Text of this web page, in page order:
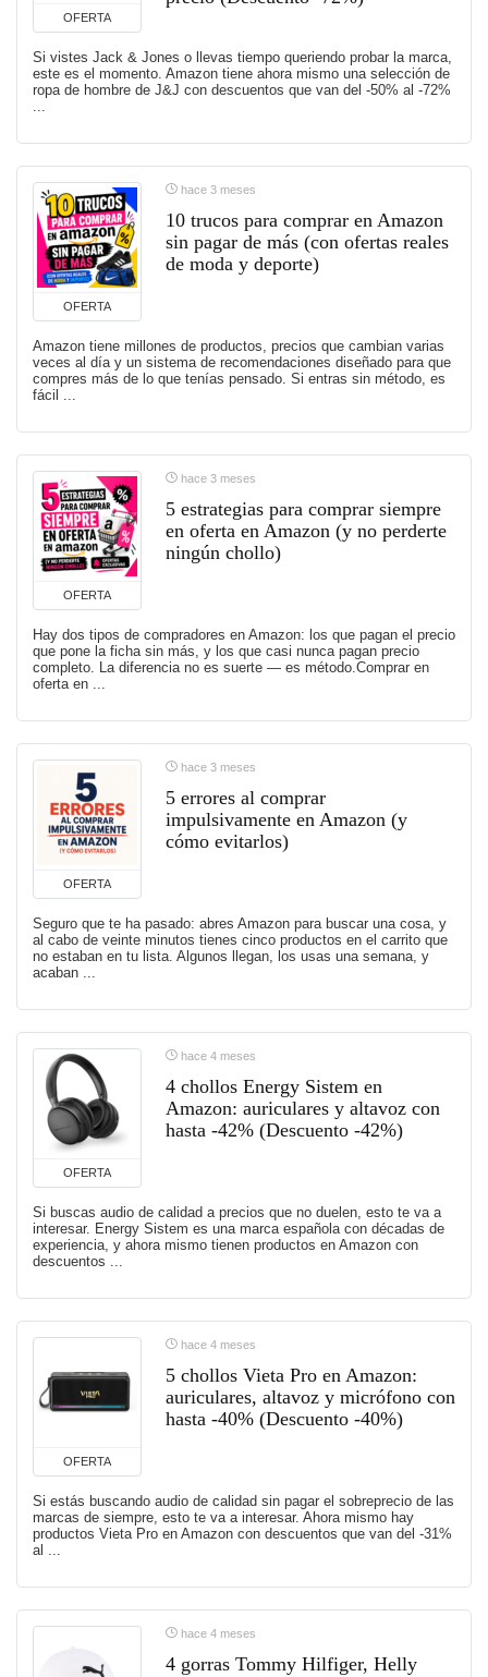
OFERTA
Si vistes Jack & Jones o llevas tiempo queriendo probar la marca,
este es el momento. Amazon tiene ahora mismo una selección de
ropa de hombre de J&J con descuentos que van del -50% al -72%
...
OFERTA
hace 3 meses
10 trucos para comprar en Amazon
sin pagar de más (con ofertas reales
de moda y deporte)
Amazon tiene millones de productos, precios que cambian varias
veces al día y un sistema de recomendaciones diseñado para que
compres más de lo que tenías pensado. Si entras sin método, es
fácil ...
OFERTA
hace 3 meses
5 estrategias para comprar siempre
en oferta en Amazon (y no perderte
ningún chollo)
Hay dos tipos de compradores en Amazon: los que pagan el precio
que pone la ficha sin más, y los que casi nunca pagan precio
completo. La diferencia no es suerte — es método.Comprar en
oferta en ...
OFERTA
hace 3 meses
5 errores al comprar
impulsivamente en Amazon (y
cómo evitarlos)
Seguro que te ha pasado: abres Amazon para buscar una cosa, y
al cabo de veinte minutos tienes cinco productos en el carrito que
no estaban en tu lista. Algunos llegan, los usas una semana, y
acaban ...
OFERTA
hace 4 meses
4 chollos Energy Sistem en
Amazon: auriculares y altavoz con
hasta -42% (Descuento -42%)
Si buscas audio de calidad a precios que no duelen, esto te va a
interesar. Energy Sistem es una marca española con décadas de
experiencia, y ahora mismo tienen productos en Amazon con
descuentos ...
OFERTA
hace 4 meses
5 chollos Vieta Pro en Amazon:
auriculares, altavoz y micrófono con
hasta -40% (Descuento -40%)
Si estás buscando audio de calidad sin pagar el sobreprecio de las
marcas de siempre, esto te va a interesar. Ahora mismo hay
productos Vieta Pro en Amazon con descuentos que van del -31%
al ...
hace 4 meses
4 gorras Tommy Hilfiger, Helly